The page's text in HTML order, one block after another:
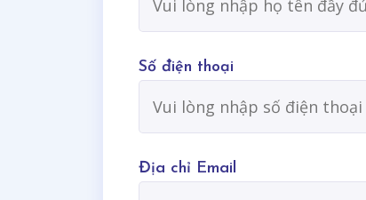
Số điện thoại
Địa chỉ Email